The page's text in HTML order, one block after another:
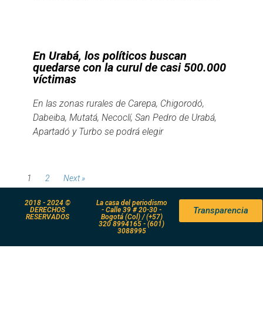
En Urabá, los políticos buscan
quedarse con la curul de casi 500.000
víctimas
En las zonas rurales de Carepa, Chigorodó,
Dabeiba, Mutatá, Necoclí, San Pedro de Urabá,
Apartadó y Turbo se podrá elegir
1 2 Next »
2018 - 2024 ©
DERECHOS
RESERVADOS
La casa del periodismo
- Calle 39 # 20-30 -
Bogotá (Col) / (+57)
320 8994165 - (601)
3088995
Transparencia